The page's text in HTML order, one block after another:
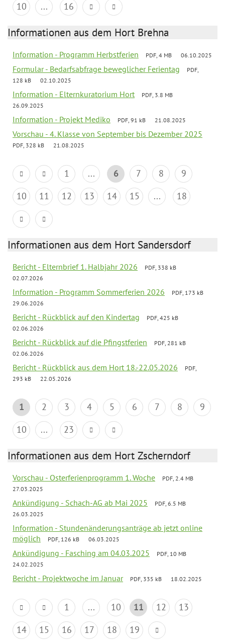
10
... 16
Informationen aus dem Hort Brehna
Information - Programm Herbstferien PDF, 4 MB 06.10.2025
Formular - Bedarfsabfrage beweglicher Ferientag
PDF,
128 kB
02.10.2025
Information - Elternkuratorium Hort
PDF, 3.8 MB
26.09.2025
Information - Projekt Mediko PDF, 91 kB 21.08.2025
Vorschau - 4. Klasse von September bis Dezember 2025
PDF, 328 kB 21.08.2025
1 ... 6 7 8
9
10
11 12 13 14 15 ... 18
Informationen aus dem Hort Sandersdorf
Bericht - Elternbrief 1. Halbjahr 2026
PDF, 338 kB
02.07.2026
Information - Programm Sommerferien 2026
PDF, 173 kB
29.06.2026
Bericht - Rückblick auf den Kindertag
PDF, 425 kB
02.06.2026
Bericht - Rückblick auf die Pfingstferien
PDF, 281 kB
02.06.2026
Bericht - Rückblick aus dem Hort 18.-22.05.2026
PDF,
293 kB
22.05.2026
1 2 3 4 5 6 7 8
9
10
... 23
Informationen aus dem Hort Zscherndorf
Vorschau - Osterferienprogramm 1. Woche
PDF, 2.4 MB
27.03.2025
Ankündigung - Schach-AG ab Mai 2025
PDF, 6.5 MB
26.03.2025
Information - Stundenänderungsanträge ab jetzt online
möglich
PDF, 126 kB 06.03.2025
Ankündigung - Fasching am 04.03.2025
PDF, 10 MB
24.02.2025
Bericht - Projektwoche im Januar PDF, 335 kB 18.02.2025
1 ... 10 11 12
13
14
15 16 17 18 19